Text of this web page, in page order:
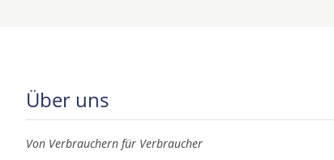
Über uns
Von Verbrauchern für Verbraucher